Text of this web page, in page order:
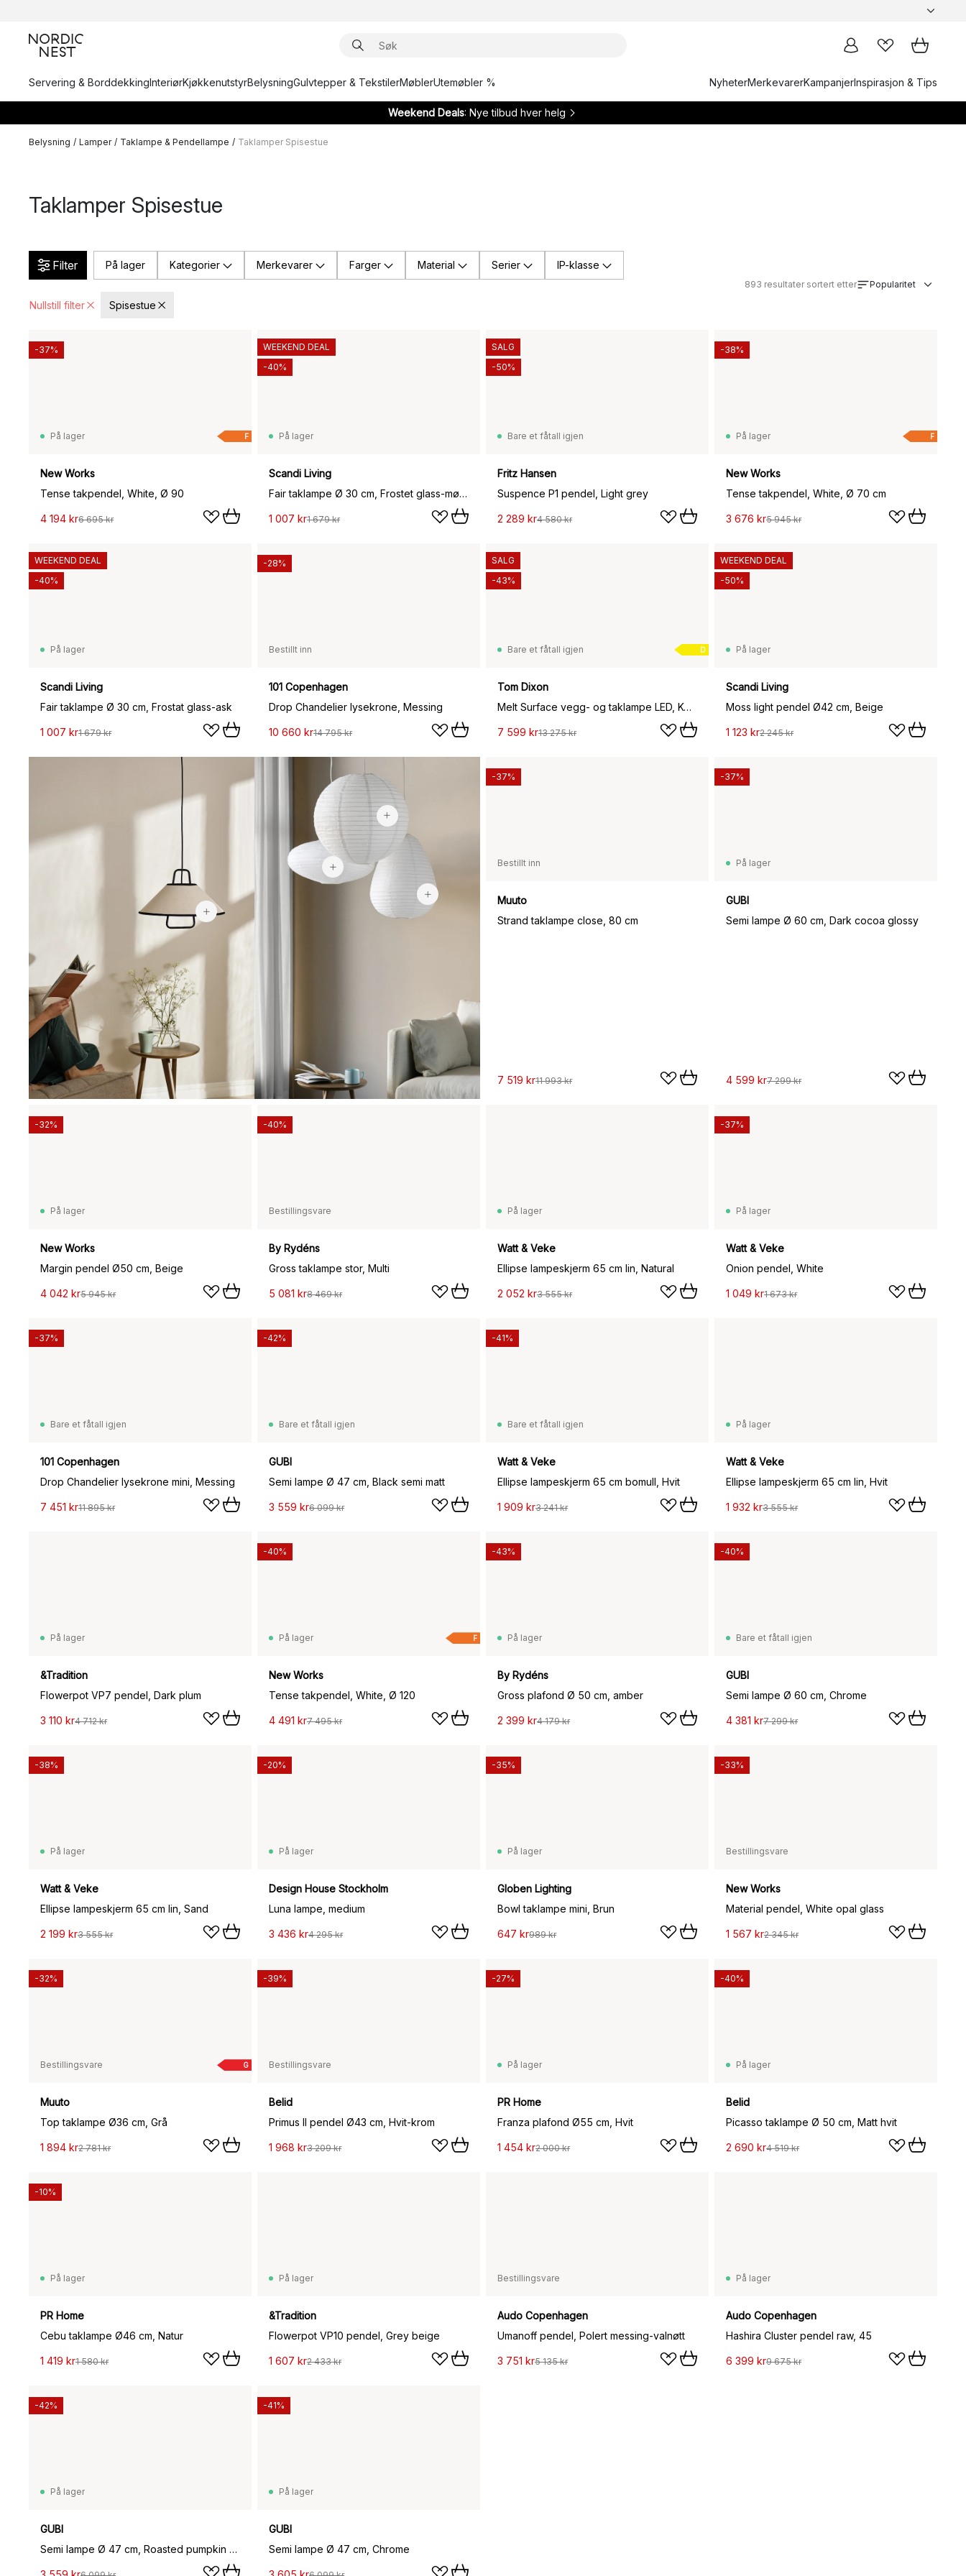
Servering & BorddekkingInteriørKjøkkenutstyrBelysningGulvtepper & TekstilerMøblerUtemøbler % NyheterMerkevarerKampanjerInspirasjon & Tips
Weekend Deals: Nye tilbud hver helg
Belysning / Lamper / Taklampe & Pendellampe / Taklamper Spisestue
Taklamper Spisestue
Filter På lager Kategorier Merkevarer Farger Material Serier IP-klasse
Nullstill filter Spisestue
893 resultater sortert etter Popularitet
F
På lager
New Works
Tense takpendel, White, Ø 90
4 194 kr6 695 kr
-37%
På lager
Scandi Living
Fair taklampe Ø 30 cm, Frostet glass-mørkbeiset ask
1 007 kr1 679 kr
WEEKEND DEAL
-40%
Bare et fåtall igjen
Fritz Hansen
Suspence P1 pendel, Light grey
2 289 kr4 580 kr
SALG
-50%
F
På lager
New Works
Tense takpendel, White, Ø 70 cm
3 676 kr5 945 kr
-38%
På lager
Scandi Living
Fair taklampe Ø 30 cm, Frostat glass-ask
1 007 kr1 679 kr
WEEKEND DEAL
-40%
Bestillt inn
101 Copenhagen
Drop Chandelier lysekrone, Messing
10 660 kr14 795 kr
-28%
D
Bare et fåtall igjen
Tom Dixon
Melt Surface vegg- og taklampe LED, Kobber
7 599 kr13 275 kr
SALG
-43%
På lager
Scandi Living
Moss light pendel Ø42 cm, Beige
1 123 kr2 245 kr
WEEKEND DEAL
-50%
Bestillt inn
Muuto
Strand taklampe close, 80 cm
7 519 kr11 993 kr
-37%
På lager
GUBI
Semi lampe Ø 60 cm, Dark cocoa glossy
4 599 kr7 299 kr
-37%
På lager
New Works
Margin pendel Ø50 cm, Beige
4 042 kr5 945 kr
-32%
Bestillingsvare
By Rydéns
Gross taklampe stor, Multi
5 081 kr8 469 kr
-40%
På lager
Watt & Veke
Ellipse lampeskjerm 65 cm lin, Natural
2 052 kr3 555 kr
På lager
Watt & Veke
Onion pendel, White
1 049 kr1 673 kr
-37%
Bare et fåtall igjen
101 Copenhagen
Drop Chandelier lysekrone mini, Messing
7 451 kr11 895 kr
-37%
Bare et fåtall igjen
GUBI
Semi lampe Ø 47 cm, Black semi matt
3 559 kr6 099 kr
-42%
Bare et fåtall igjen
Watt & Veke
Ellipse lampeskjerm 65 cm bomull, Hvit
1 909 kr3 241 kr
-41%
På lager
Watt & Veke
Ellipse lampeskjerm 65 cm lin, Hvit
1 932 kr3 555 kr
På lager
&Tradition
Flowerpot VP7 pendel, Dark plum
3 110 kr4 712 kr
F
På lager
New Works
Tense takpendel, White, Ø 120
4 491 kr7 495 kr
-40%
På lager
By Rydéns
Gross plafond Ø 50 cm, amber
2 399 kr4 179 kr
-43%
Bare et fåtall igjen
GUBI
Semi lampe Ø 60 cm, Chrome
4 381 kr7 299 kr
-40%
På lager
Watt & Veke
Ellipse lampeskjerm 65 cm lin, Sand
2 199 kr3 555 kr
-38%
På lager
Design House Stockholm
Luna lampe, medium
3 436 kr4 295 kr
-20%
På lager
Globen Lighting
Bowl taklampe mini, Brun
647 kr989 kr
-35%
Bestillingsvare
New Works
Material pendel, White opal glass
1 567 kr2 345 kr
-33%
G
Bestillingsvare
Muuto
Top taklampe Ø36 cm, Grå
1 894 kr2 781 kr
-32%
Bestillingsvare
Belid
Primus II pendel Ø43 cm, Hvit-krom
1 968 kr3 209 kr
-39%
På lager
PR Home
Franza plafond Ø55 cm, Hvit
1 454 kr2 000 kr
-27%
På lager
Belid
Picasso taklampe Ø 50 cm, Matt hvit
2 690 kr4 519 kr
-40%
På lager
PR Home
Cebu taklampe Ø46 cm, Natur
1 419 kr1 580 kr
-10%
På lager
&Tradition
Flowerpot VP10 pendel, Grey beige
1 607 kr2 433 kr
Bestillingsvare
Audo Copenhagen
Umanoff pendel, Polert messing-valnøtt
3 751 kr5 135 kr
På lager
Audo Copenhagen
Hashira Cluster pendel raw, 45
6 399 kr9 675 kr
På lager
GUBI
Semi lampe Ø 47 cm, Roasted pumpkin glossy
-42%
På lager
GUBI
Semi lampe Ø 47 cm, Chrome
-41%